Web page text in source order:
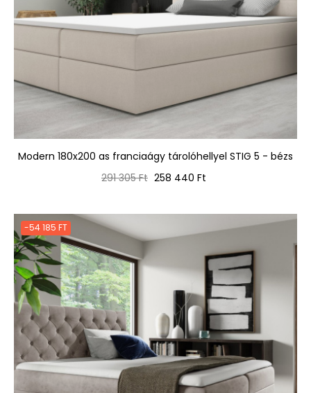
Modern 180x200 as franciaágy tárolóhellyel STIG 5 - bézs
Normál
291 305 Ft Ár
258 440 Ft
-54 185 FT